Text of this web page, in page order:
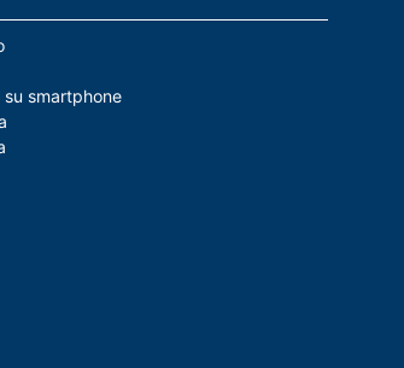
smartphone